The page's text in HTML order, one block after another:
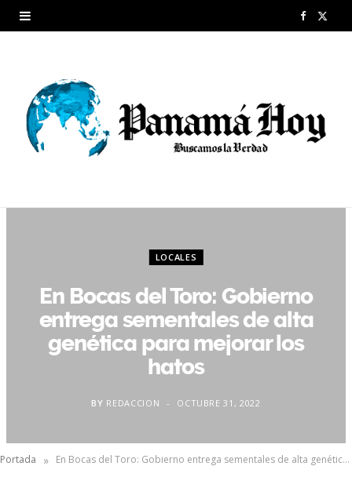
F
b
LOCALES
En Bocas del Toro: Gobierno
entrega sementales de alta
genética para mejorar los
hatos
BY REDACCION OCTUBRE 31, 2022
Portada » En Bocas del Toro: Gobierno entrega sementales de alta genética para mejorar los hatos